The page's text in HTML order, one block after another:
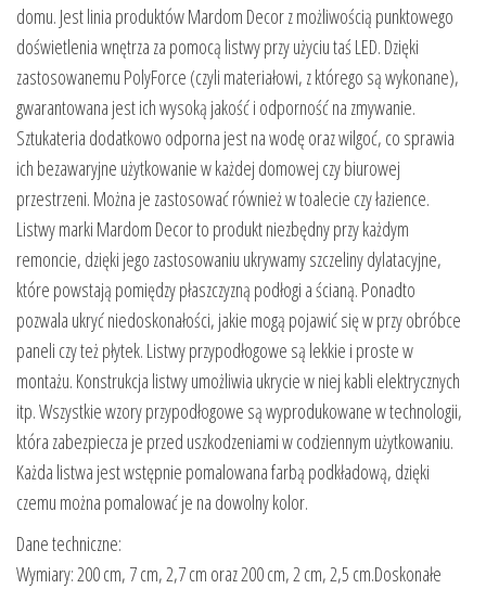
domu. Jest linia produktów Mardom Decor z możliwością punktowego
doświetlenia wnętrza za pomocą listwy przy użyciu taś LED. Dzięki
zastosowanemu PolyForce (czyli materiałowi, z którego są wykonane),
gwarantowana jest ich wysoką jakość i odporność na zmywanie.
Sztukateria dodatkowo odporna jest na wodę oraz wilgoć, co sprawia
ich bezawaryjne użytkowanie w każdej domowej czy biurowej
przestrzeni. Można je zastosować również w toalecie czy łazience.
Listwy marki Mardom Decor to produkt niezbędny przy każdym
remoncie, dzięki jego zastosowaniu ukrywamy szczeliny dylatacyjne,
które powstają pomiędzy płaszczyzną podłogi a ścianą. Ponadto
pozwala ukryć niedoskonałości, jakie mogą pojawić się w przy obróbce
paneli czy też płytek. Listwy przypodłogowe są lekkie i proste w
montażu. Konstrukcja listwy umożliwia ukrycie w niej kabli elektrycznych
itp. Wszystkie wzory przypodłogowe są wyprodukowane w technologii,
która zabezpiecza je przed uszkodzeniami w codziennym użytkowaniu.
Każda listwa jest wstępnie pomalowana farbą podkładową, dzięki
czemu można pomalować je na dowolny kolor.
Dane techniczne:
Wymiary: 200 cm, 7 cm, 2,7 cm oraz 200 cm, 2 cm, 2,5 cm.Doskonałe